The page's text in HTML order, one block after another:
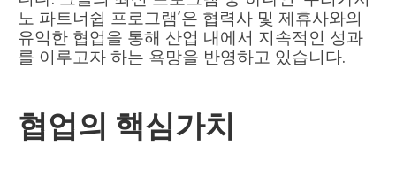
노 파트너쉽 프로그램’은 협력사 및 제휴사와의
유익한 협업을 통해 산업 내에서 지속적인 성과
를 이루고자 하는 욕망을 반영하고 있습니다.
협업의 핵심가치